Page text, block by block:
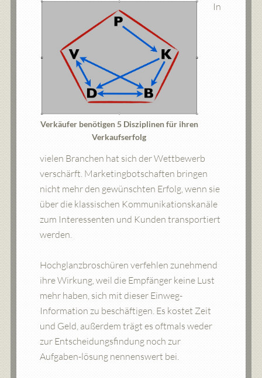
Verkäufer benötigen 5 Disziplinen für ihren
Verkaufserfolg
In
vielen Branchen hat sich der Wettbewerb
verschärft. Marketingbotschaften bringen
nicht mehr den gewünschten Erfolg, wenn sie
über die klassischen Kommunikationskanäle
zum Interessenten und Kunden transportiert
werden.
Hochglanzbroschüren verfehlen zunehmend
ihre Wirkung, weil die Empfänger keine Lust
mehr haben, sich mit dieser Einweg-
Information zu beschäftigen. Es kostet Zeit
und Geld, außerdem trägt es oftmals weder
zur Entscheidungsfindung noch zur
Aufgaben-lösung nennenswert bei.